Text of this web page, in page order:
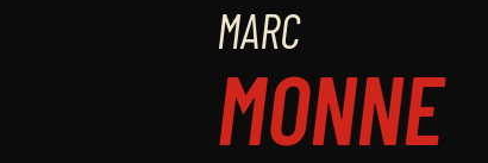
MARC
MONNE